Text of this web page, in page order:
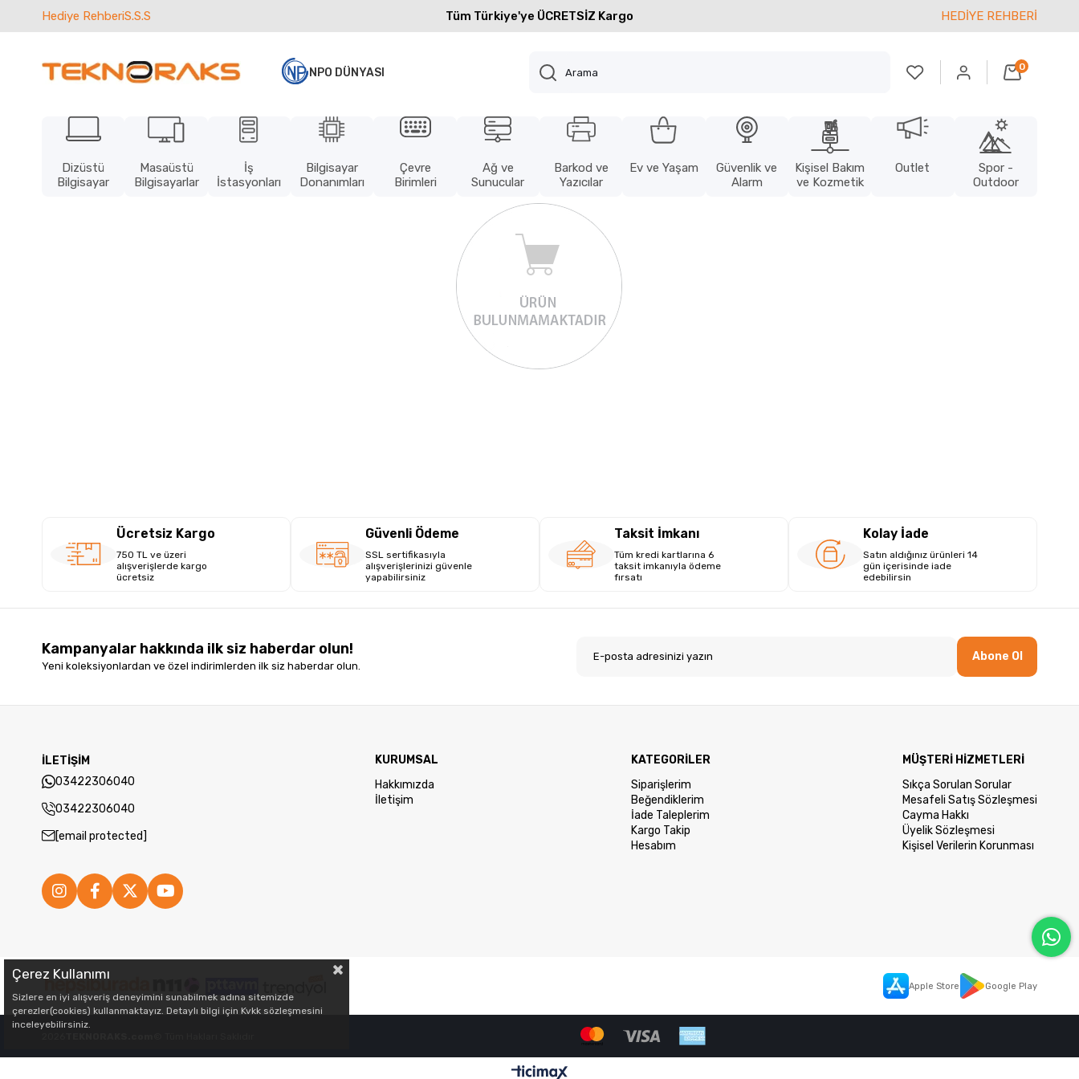
Hediye RehberiS.S.S Tüm Türkiye'ye ÜCRETSİZ Kargo HEDİYE REHBERİ
NPO DÜNYASI 0
Dizüstü
Bilgisayar
Masaüstü
Bilgisayarlar
İş
İstasyonları
Bilgisayar
Donanımları
Çevre
Birimleri
Ağ ve
Sunucular
Barkod ve
Yazıcılar
Ev ve Yaşam
Güvenlik ve
Alarm
Kişisel Bakım
ve Kozmetik
Outlet
Spor -
Outdoor
Ücretsiz Kargo
750 TL ve üzeri
alışverişlerde kargo
ücretsiz
Güvenli Ödeme
SSL sertifikasıyla
alışverişlerinizi güvenle
yapabilirsiniz
Taksit İmkanı
Tüm kredi kartlarına 6
taksit imkanıyla ödeme
fırsatı
Kolay İade
Satın aldığınız ürünleri 14
gün içerisinde iade
edebilirsin
Kampanyalar hakkında ilk siz haberdar olun!
Yeni koleksiyonlardan ve özel indirimlerden ilk siz haberdar olun.
Abone Ol
İLETİŞİM
03422306040
03422306040
[email protected]
KURUMSAL
Hakkımızda
İletişim
KATEGORİLER
Siparişlerim
Beğendiklerim
İade Taleplerim
Kargo Takip
Hesabım
MÜŞTERİ HİZMETLERİ
Sıkça Sorulan Sorular
Mesafeli Satış Sözleşmesi
Cayma Hakkı
Üyelik Sözleşmesi
Kişisel Verilerin Korunması
Apple Store Google Play
Çerez Kullanımı
Sizlere en iyi alışveriş deneyimini sunabilmek adına sitemizde
çerezler(cookies) kullanmaktayız. Detaylı bilgi için Kvkk sözleşmesini
inceleyebilirsiniz.